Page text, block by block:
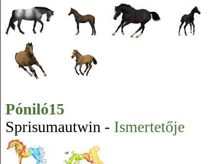
Póniló15
Sprisumautwin - Ismertetője